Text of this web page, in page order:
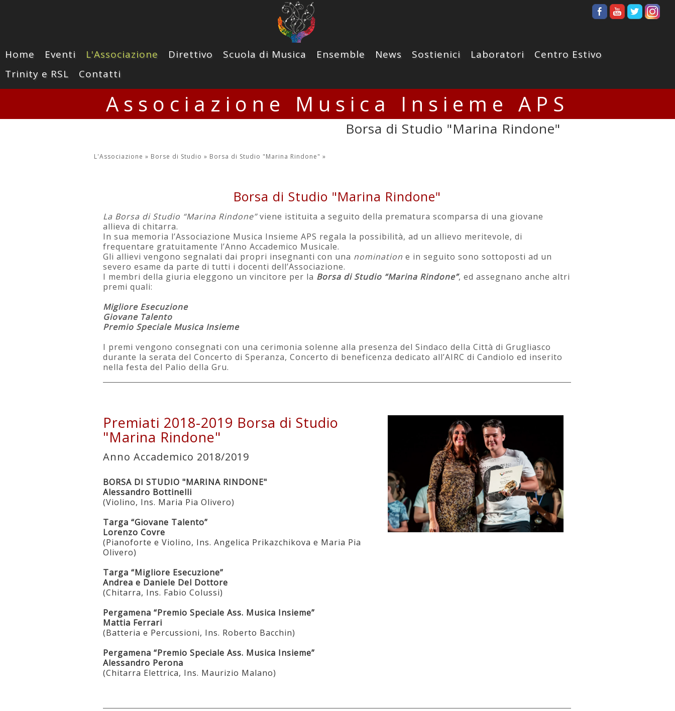
Home Eventi L'Associazione Direttivo Scuola di Musica Ensemble News Sostienici Laboratori
Centro Estivo
Trinity e RSL
Contatti
Associazione Musica Insieme APS
Borsa di Studio "Marina Rindone"
L'Associazione » Borse di Studio » Borsa di Studio "Marina Rindone" »
Borsa di Studio "Marina Rindone"
La Borsa di Studio “Marina Rindone”viene istituita a seguito della prematura scomparsa di una giovane
allieva di chitarra.
In sua memoria l’Associazione Musica Insieme APS regala la possibilità, ad un allievo meritevole, di
frequentare gratuitamente l’Anno Accademico Musicale.
Gli allievi vengono segnalati dai propri insegnanti con una nomination e in seguito sono sottoposti ad un
severo esame da parte di tutti i docenti dell’Associazione.
I membri della giuria eleggono un vincitore per la Borsa di Studio “Marina Rindone”, ed assegnano anche altri
premi quali:
Migliore Esecuzione
Giovane Talento
Premio Speciale Musica Insieme
I premi vengono consegnati con una cerimonia solenne alla presenza del Sindaco della Città di Grugliasco
durante la serata del Concerto di Speranza, Concerto di beneficenza dedicato all’AIRC di Candiolo ed inserito
nella festa del Palio della Gru.
Premiati 2018-2019 Borsa di Studio
"Marina Rindone"
Anno Accademico 2018/2019
BORSA DI STUDIO "MARINA RINDONE"
Alessandro Bottinelli
(Violino, Ins. Maria Pia Olivero)
Targa “Giovane Talento”
Lorenzo Covre
(Pianoforte e Violino, Ins. Angelica Prikazchikova e Maria Pia
Olivero)
Targa “Migliore Esecuzione”
Andrea e Daniele Del Dottore
(Chitarra, Ins. Fabio Colussi)
Pergamena “Premio Speciale Ass. Musica Insieme”
Mattia Ferrari
(Batteria e Percussioni, Ins. Roberto Bacchin)
Pergamena “Premio Speciale Ass. Musica Insieme”
Alessandro Perona
(Chitarra Elettrica, Ins. Maurizio Malano)